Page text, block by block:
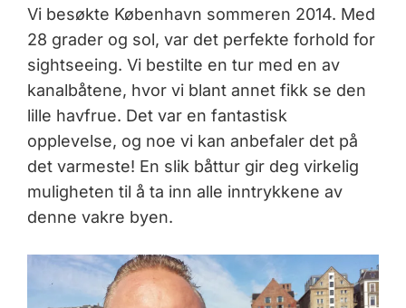
Vi besøkte København sommeren 2014. Med
28 grader og sol, var det perfekte forhold for
sightseeing. Vi bestilte en tur med en av
kanalbåtene, hvor vi blant annet fikk se den
lille havfrue. Det var en fantastisk
opplevelse, og noe vi kan anbefaler det på
det varmeste! En slik båttur gir deg virkelig
muligheten til å ta inn alle inntrykkene av
denne vakre byen.